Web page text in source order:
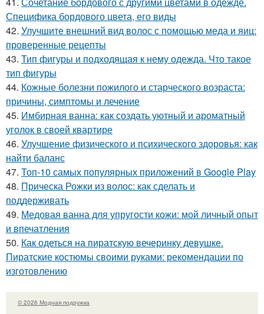
Специфика бордового цвета, его виды
42. Улучшите внешний вид волос с помощью меда и яиц:
проверенные рецепты
43. Тип фигуры и подходящая к нему одежда. Что такое
тип фигуры
44. Кожные болезни пожилого и старческого возраста:
причины, симптомы и лечение
45. Имбирная ванна: как создать уютный и ароматный
уголок в своей квартире
46. Улучшение физического и психического здоровья: как
найти баланс
47. Топ-10 самых популярных приложений в Google Play
48. Прическа Рожки из волос: как сделать и
поддерживать
49. Медовая ванна для упругости кожи: мой личный опыт
и впечатления
50. Как одеться на пиратскую вечеринку девушке.
Пиратские костюмы своими руками: рекомендации по
изготовлению
© 2026 Модная подружка